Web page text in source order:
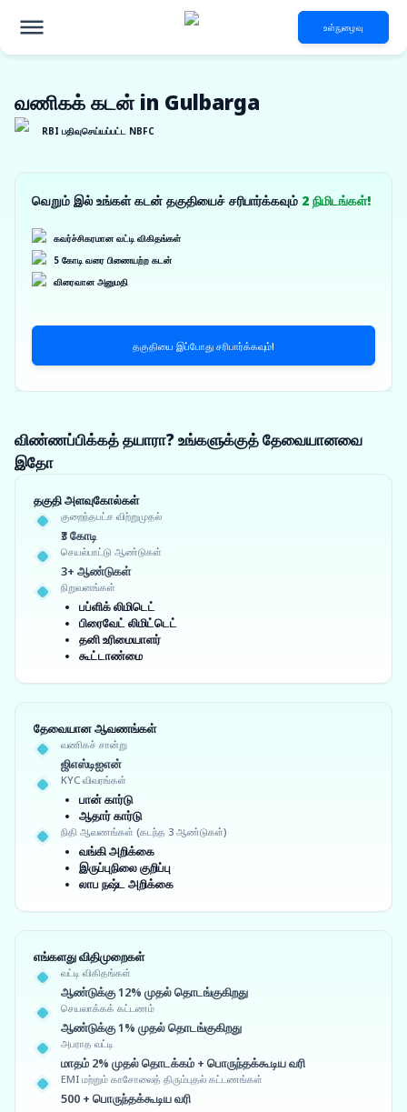
உள்நுழைவு
வணிகக் கடன் in Gulbarga
RBI பதிவுசெய்யப்பட்ட NBFC
வெறும் இல் உங்கள் கடன் தகுதியைச் சரிபார்க்கவும் 2 நிமிடங்கள்!
கவர்ச்சிகரமான வட்டி விகிதங்கள்
5 கோடி வரை பிணையற்ற கடன்
விரைவான அனுமதி
தகுதியை இப்போது சரிபார்க்கவும்!
விண்ணப்பிக்கத் தயாரா? உங்களுக்குத் தேவையானவை
இதோ
தகுதி அளவுகோல்கள்
குறைந்தபட்ச விற்றுமுதல்
₹3 கோடி
செயல்பாட்டு ஆண்டுகள்
3+ ஆண்டுகள்
நிறுவனங்கள்
பப்ளிக் லிமிடெட்
பிரைவேட் லிமிட்டெட்
தனி உரிமையாளர்
கூட்டாண்மை
தேவையான ஆவணங்கள்
வணிகச் சான்று
ஜிஎஸ்டிஐஎன்
KYC விவரங்கள்
பான் கார்டு
ஆதார் கார்டு
நிதி ஆவணங்கள் (கடந்த 3 ஆண்டுகள்)
வங்கி அறிக்கை
இருப்புநிலை குறிப்பு
லாப நஷ்ட அறிக்கை
எங்களது விதிமுறைகள்
வட்டி விகிதங்கள்
ஆண்டுக்கு 12% முதல் தொடங்குகிறது
செயலாக்கக் கட்டணம்
ஆண்டுக்கு 1% முதல் தொடங்குகிறது
அபராத வட்டி
மாதம் 2% முதல் தொடக்கம் + பொருந்தக்கூடிய வரி
EMI மற்றும் காசோலைத் திரும்புதல் கட்டணங்கள்
500 + பொருந்தக்கூடிய வரி